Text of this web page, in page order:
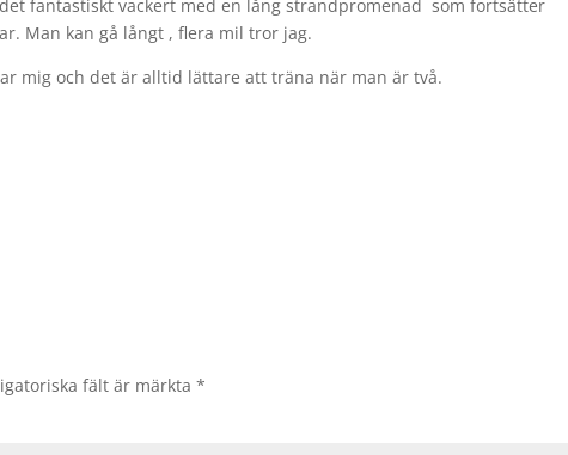
fantastiskt vackert med en lång strandpromenad som fortsätter
Man kan gå långt , flera mil tror jag.
mig och det är alltid lättare att träna när man är två.
fält är märkta*